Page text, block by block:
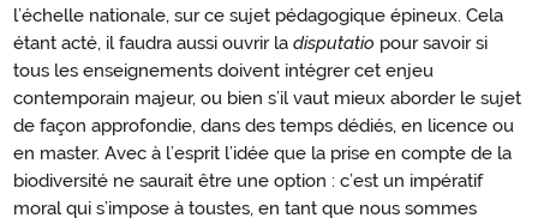
l’échelle nationale, sur ce sujet pédagogique épineux. Cela
étant acté, il faudra aussi ouvrir la disputatio pour savoir si
tous les enseignements doivent intégrer cet enjeu
contemporain majeur, ou bien s’il vaut mieux aborder le sujet
de façon approfondie, dans des temps dédiés, en licence ou
en master. Avec à l’esprit l’idée que la prise en compte de la
biodiversité ne saurait être une option : c’est un impératif
moral qui s’impose à toustes, en tant que nous sommes